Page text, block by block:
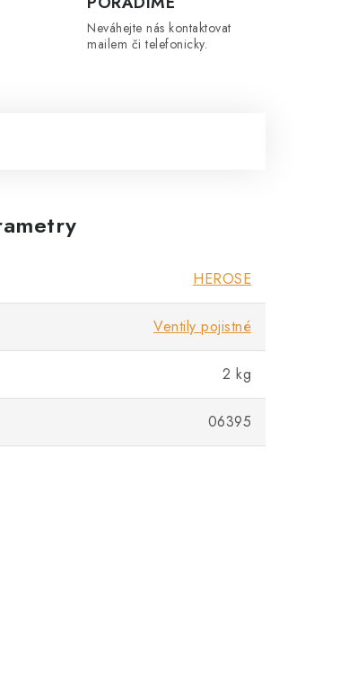
Neváhejte nás kontaktovat
mailem či telefonicky.
HEROSE
Ventily pojistné
2 kg
06395